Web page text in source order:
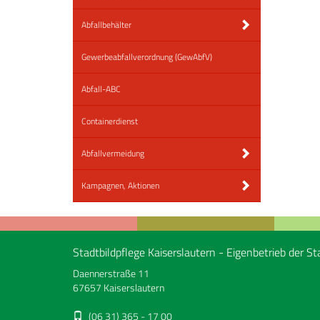
Abfallbehälter
Gewerbeabfallverordnung (GewAbfV)
Abfall-ABC
Containerdienst
Abfallvermeidung
Kampagnen, Aktionen
Stadtbildpflege Kaiserslautern - Eigenbetrieb der
Daennerstraße 11
67657 Kaiserslautern
(06 31) 365 - 17 00